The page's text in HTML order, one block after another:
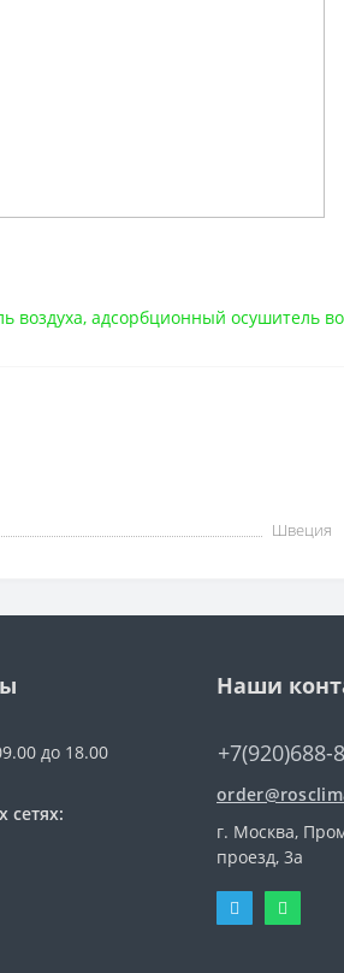
воздуха, адсорбционный осушитель
Швеция
до 18.00
сетях:
Наши
+7(920)688-
г. Москва,
проезд, 3a